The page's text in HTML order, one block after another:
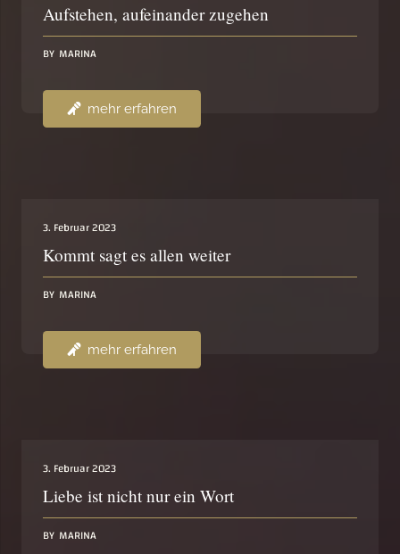
Aufstehen, aufeinander zugehen
BY MARINA
mehr erfahren
3. Februar 2023
Kommt sagt es allen weiter
BY MARINA
mehr erfahren
3. Februar 2023
Liebe ist nicht nur ein Wort
BY MARINA